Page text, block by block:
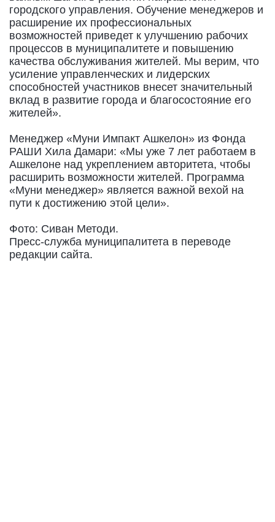
городского управления. Обучение менеджеров и
расширение их профессиональных
возможностей приведет к улучшению рабочих
процессов в муниципалитете и повышению
качества обслуживания жителей. Мы верим, что
усиление управленческих и лидерских
способностей участников внесет значительный
вклад в развитие города и благосостояние его
жителей».
Менеджер «Муни Импакт Ашкелон» из Фонда
РАШИ Хила Дамари: «Мы уже 7 лет работаем в
Ашкелоне над укреплением авторитета, чтобы
расширить возможности жителей. Программа
«Муни менеджер» является важной вехой на
пути к достижению этой цели».
Фото: Сиван Методи.
Пресс-служба муниципалитета в переводе
редакции сайта.